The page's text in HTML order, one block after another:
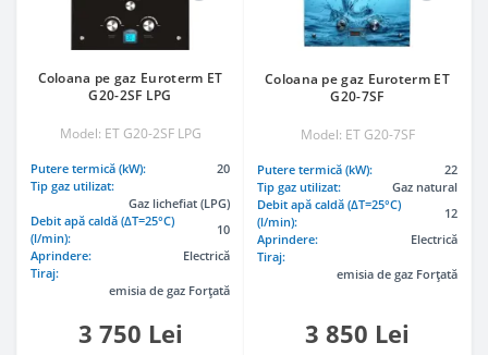
Coloana pe gaz Euroterm ET
G20-2SF LPG
Model: ET G20-2SF LPG
Putere termică (kW):
20
Tip gaz utilizat:
Gaz lichefiat (LPG)
Debit apă caldă (ΔT=25°C)
(l/min):
10
Aprindere:
Electrică
Tiraj:
emisia de gaz Forțată
3 750 Lei
Coloana pe gaz Euroterm ET
G20-7SF
Model: ET G20-7SF
Putere termică (kW):
22
Tip gaz utilizat:
Gaz natural
Debit apă caldă (ΔT=25°C)
(l/min):
12
Aprindere:
Electrică
Tiraj:
emisia de gaz Forțată
3 850 Lei